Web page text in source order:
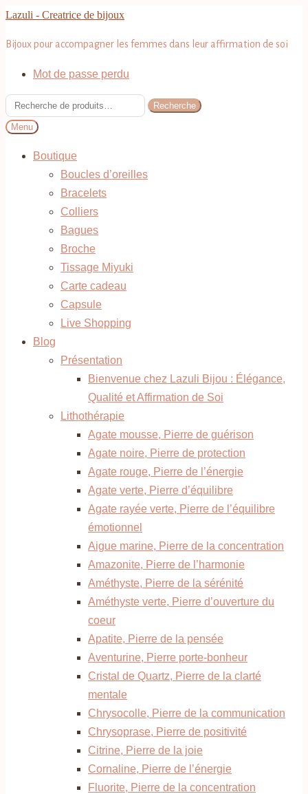
Aller
la
navigation
Aller
contenu
Lazuli - Creatrice de bijoux
Bijoux pour accompagner les femmes dans leur affirmation de soi
Mot de passe perdu
Recherche
pour :
Recherche
Menu
Boutique
Boucles d’oreilles
Bracelets
Colliers
Bagues
Broche
Tissage Miyuki
Carte cadeau
Capsule
Live Shopping
Blog
Présentation
Bienvenue chez Lazuli Bijou : Élégance,
Qualité et Affirmation de Soi
Lithothérapie
Agate mousse, Pierre de guérison
Agate noire, Pierre de protection
Agate rouge, Pierre de l’énergie
Agate verte, Pierre d’équilibre
Agate rayée verte, Pierre de l’équilibre
émotionnel
Aigue marine, Pierre de la concentration
Amazonite, Pierre de l’harmonie
Améthyste, Pierre de la sérénité
Améthyste verte, Pierre d’ouverture du
coeur
Apatite, Pierre de la pensée
Aventurine, Pierre porte-bonheur
Cristal de Quartz, Pierre de la clarté
mentale
Chrysocolle, Pierre de la communication
Chrysoprase, Pierre de positivité
Citrine, Pierre de la joie
Cornaline, Pierre de l’énergie
Fluorite, Pierre de la concentration